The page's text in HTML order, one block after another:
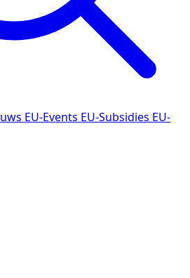
EU-Events EU-Subsidies EU-